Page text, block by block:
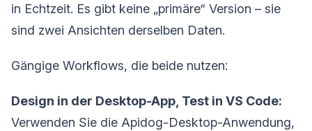
in Echtzeit. Es gibt keine „primäre“ Version – sie
sind zwei Ansichten derselben Daten.
Gängige Workflows, die beide nutzen:
Design in der Desktop-App, Test in VS Code:
Verwenden Sie die Apidog-Desktop-Anwendung,